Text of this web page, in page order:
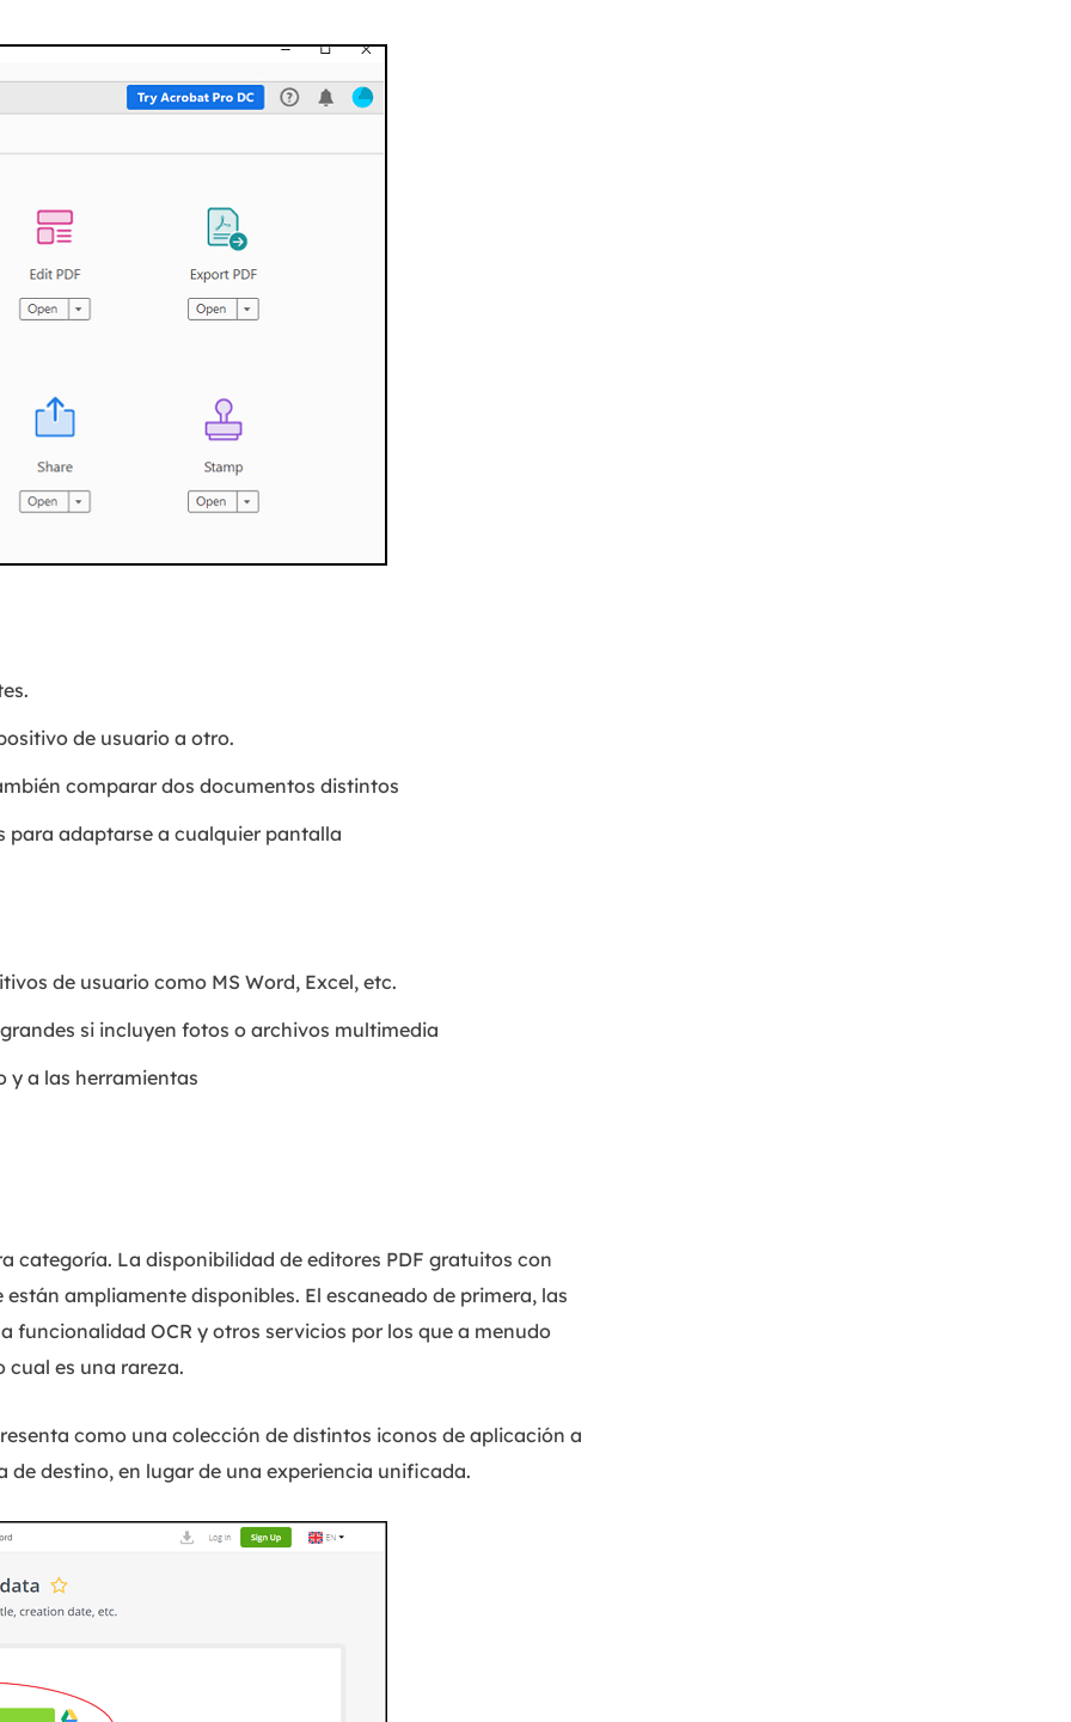
de usuario a otro.
comparar dos documentos distintos
para adaptarse a cualquier pantalla
de usuario como MS Word, Excel, etc.
si incluyen fotos o archivos multimedia
y a las herramientas
categoría. La disponibilidad de editores PDF gratuitos con
ampliamente disponibles. El escaneado de primera, las
funcionalidad OCR y otros servicios por los que a menudo
cual es una rareza.
como una colección de distintos iconos de aplicación a
de destino, en lugar de una experiencia unificada.